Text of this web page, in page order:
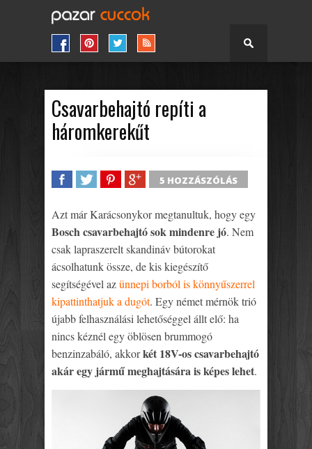
Csavarbehajtó repíti a
háromkerekűt
5 HOZZÁSZÓLÁS
Azt már Karácsonykor megtanultuk, hogy egy
Bosch csavarbehajtó sok mindenre jó. Nem
csak lapraszerelt skandináv bútorokat
ácsolhatunk össze, de kis kiegészítő
segítségével azünnepi borból is könnyűszerrel
kipattinthatjuk a dugót. Egy német mérnök trió
újabb felhasználási lehetőséggel állt elő: ha
nincs kéznél egy öblösen brummogó
benzinzabáló, akkorkét 18V-os csavarbehajtó
akár egy jármű meghajtására is képes lehet.